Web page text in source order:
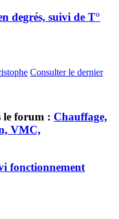
degrés, suivi de T°
Consulter le dernier
le forum : Chauffage,
VMC,
fonctionnement